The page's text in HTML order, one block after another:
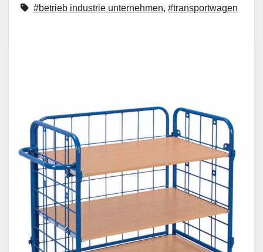
#betrieb industrie unternehmen, #transportwagen